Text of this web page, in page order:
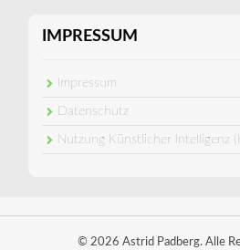
IMPRESSUM
Impressum
Datenschutz
Nutzung Künstlicher Intelligenz
© 2026 Astrid Padberg. Alle